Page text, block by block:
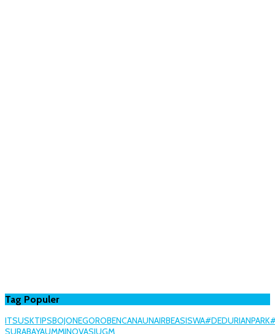
Tag Populer
ITSUSKTIPSBOJONEGOROBENCANAUNAIRBEASISWA#DEDURIANPARK
SURABAYAUMMINOVASIUGM